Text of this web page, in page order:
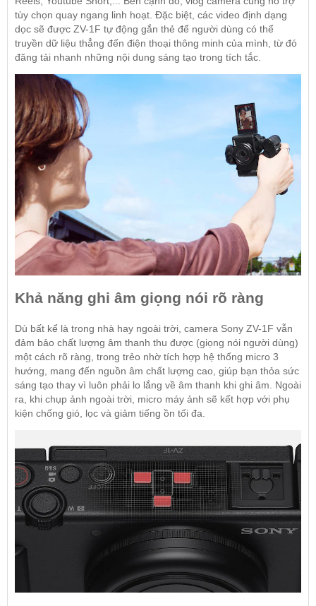
tùy chọn quay ngang linh hoạt. Đặc biệt, các video định dạng
dọc sẽ được ZV-1F tự động gắn thẻ để người dùng có thể
truyền dữ liệu thẳng đến điện thoại thông minh của mình, từ đó
đăng tải nhanh những nội dung sáng tạo trong tích tắc.
Khả năng ghi âm giọng nói rõ ràng
Dù bất kể là trong nhà hay ngoài trời, camera Sony ZV-1F vẫn
đảm bảo chất lượng âm thanh thu được (giọng nói người dùng)
một cách rõ ràng, trong trẻo nhờ tích hợp hệ thống micro 3
hướng, mang đến nguồn âm chất lượng cao, giúp bạn thỏa sức
sáng tạo thay vì luôn phải lo lắng về âm thanh khi ghi âm. Ngoài
ra, khi chụp ảnh ngoài trời, micro máy ảnh sẽ kết hợp với phụ
kiện chống gió, lọc và giảm tiếng ồn tối đa.